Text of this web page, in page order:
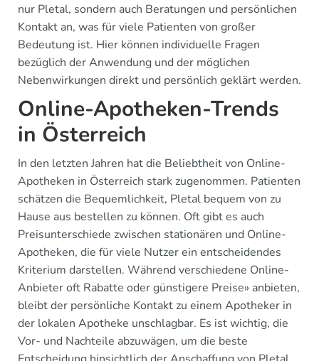
nur Pletal, sondern auch Beratungen und persönlichen
Kontakt an, was für viele Patienten von großer
Bedeutung ist. Hier können individuelle Fragen
bezüglich der Anwendung und der möglichen
Nebenwirkungen direkt und persönlich geklärt werden.
Online-Apotheken-Trends
in Österreich
In den letzten Jahren hat die Beliebtheit von Online-
Apotheken in Österreich stark zugenommen. Patienten
schätzen die Bequemlichkeit, Pletal bequem von zu
Hause aus bestellen zu können. Oft gibt es auch
Preisunterschiede zwischen stationären und Online-
Apotheken, die für viele Nutzer ein entscheidendes
Kriterium darstellen. Während verschiedene Online-
Anbieter oft Rabatte oder günstigere Preise» anbieten,
bleibt der persönliche Kontakt zu einem Apotheker in
der lokalen Apotheke unschlagbar. Es ist wichtig, die
Vor- und Nachteile abzuwägen, um die beste